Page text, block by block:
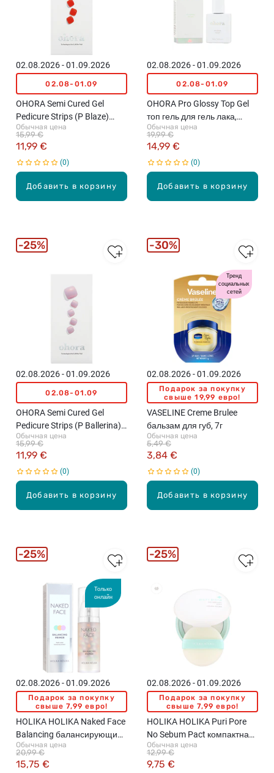
Добавить в корзину
02.08.2026 - 01.09.2026
02.08-01.09
OHORA Semi Cured Gel
Pedicure Strips (P Blaze)
набор гелевых наклеек для
педикюра, 32 наклеек
Обычная цена
11,99 €
15,99 €
0
Добавить в корзину
02.08.2026 - 01.09.2026
02.08-01.09
OHORA Pro Glossy Top Gel
топ гель для гель лака,
10мл
Обычная цена
14,99 €
19,99 €
0
Добавить в корзину
02.08.2026 - 01.09.2026
02.08-01.09
OHORA Semi Cured Gel
Pedicure Strips (P Ballerina)
набор гелевых наклеек для
для педикюра, 30 наклеек
Обычная цена
11,99 €
15,99 €
0
25%
Тренд
социальных
сетей
Добавить в корзину
02.08.2026 - 01.09.2026
Подарок за покупку
свыше 19,99 евро!
VASELINE Creme Brulee
бальзам для губ, 7г
Обычная цена
3,84 €
5,49 €
0
30%
Только
онлайн
02.08.2026 - 01.09.2026
Подарок за покупку
свыше 7,99 евро!
HOLIKA HOLIKA Naked Face
Balancing балансирующий
праймер под макияж, 35мл
Обычная цена
15,75 €
20,99 €
25%
02.08.2026 - 01.09.2026
Подарок за покупку
свыше 7,99 евро!
HOLIKA HOLIKA Puri Pore
No Sebum Pact компактная
пудра, 8г
Обычная цена
9,75 €
12,99 €
25%